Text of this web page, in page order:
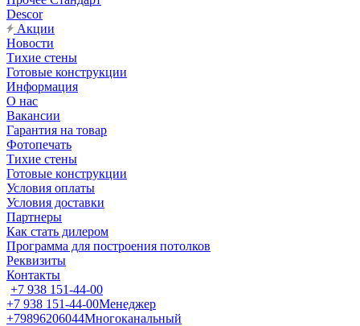
Descor
Акции
Новости
Тихие стены
Готовые конструкции
Информация
О нас
Вакансии
Гарантия на товар
Фотопечать
Тихие стены
Готовые конструкции
Условия оплаты
Условия доставки
Партнеры
Как стать дилером
Программа для построения потолков
Реквизиты
Контакты
+7 938 151-44-00
+7 938 151-44-00Менеджер
+79896206044Многоканальный